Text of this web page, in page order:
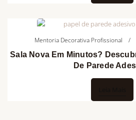
Mentoria Decorativa Profissional
Sala Nova Em Minutos?
De Parede